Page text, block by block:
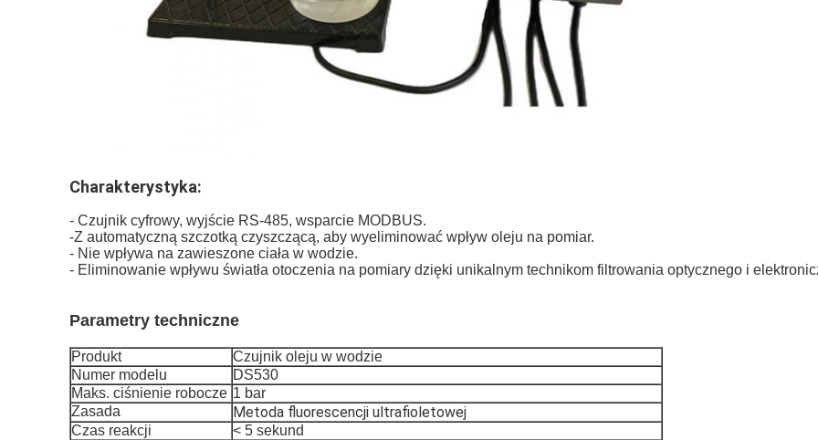
Charakterystyka:
- Czujnik cyfrowy, wyjście RS-485, wsparcie MODBUS.
-Z automatyczną szczotką czyszczącą, aby wyeliminować wpływ oleju na pomiar.
- Nie wpływa na zawieszone ciała w wodzie.
- Eliminowanie wpływu światła otoczenia na pomiary dzięki unikalnym technikom filtrowania optycznego i
Parametry techniczne
Produkt
Czujnik oleju w wodzie
Numer modelu
DS530
Maks. ciśnienie robocze 1 bar
Zasada
Metoda fluorescencji ultrafioletowej
Czas reakcji < 5 sekund